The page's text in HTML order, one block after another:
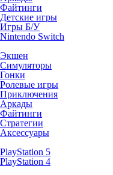
Файтинги
Детские игры
Игры Б/У
Nintendo Switch
Экшен
Симуляторы
Гонки
Ролевые игры
Приключения
Аркады
Файтинги
Стратегии
Аксессуары
PlayStation 5
PlayStation 4